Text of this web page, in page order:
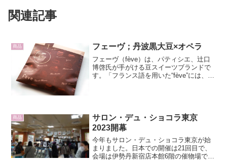
関連記事
商品 フェーヴ；丹波黒大豆×オペラ
フェーヴ（fève）は、パティシエ、辻口
博啓氏が手がける豆スイーツブランドで
す。「フランス語を用いた“fève”には、
商品
サロン・デュ・ショコラ東京
2023開幕
今年もサロン・デュ・ショコラ東京が始
まりました。日本での開催は21回目で、
会場は伊勢丹新宿店本館6階の催物場で